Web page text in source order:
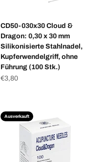
CD50-030x30 Cloud &
Dragon: 0,30 x 30 mm
Silikonisierte Stahlnadel,
Kupferwendelgriff, ohne
Führung (100 Stk.)
Angebot
€3,80
Ausverkauft